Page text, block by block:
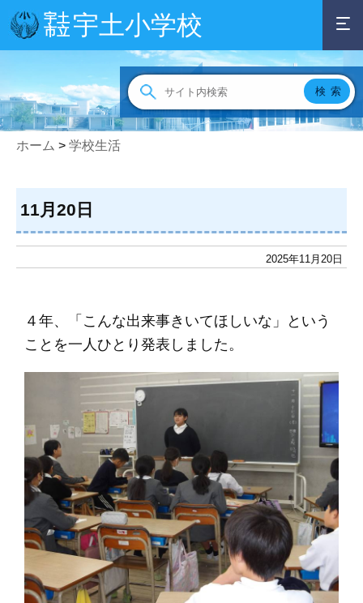
宇土
市立 宇土小学校
ホーム > 学校生活
11月20日
2025年11月20日
４年、「こんな出来事きいてほしいな」という
ことを一人ひとり発表しました。